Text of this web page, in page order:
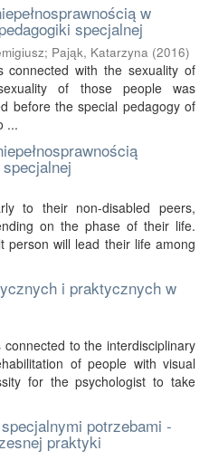
w
specjalnej
; Pająk, Katarzyna (2016)
connected with the sexuality of
of those people was
before the special pedagogy of
...
to their non-disabled peers,
on the phase of their life.
person will lead their life among
i praktycznych w
to the interdisciplinary
of people with visual
for the psychologist to take
potrzebami -
praktyki